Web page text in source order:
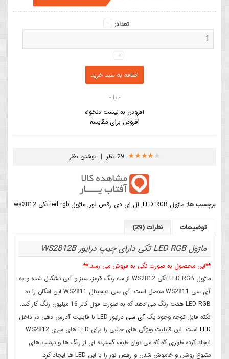
تعداد:
- یا -
افزودن به لیست دلخواه
افزودن برای مقایسه
29 نظر | نوشتن نظر
برچسب ها: ماژول LED RGB , ال ای دی رقص نور,ماژول led rgb تکی ws2812
توضیحات نظرات (29)
ماژول LED RGB تکی دارای چیپ درایور WS2812B
**این محصول به صورت تکی به فروش می رسد.**
ماژول LED RGB تکی WS2812 از سه رنگ قرمز، سبز و آبی تشکیل شده و به
آی سی WS2811 متصل است. آی سی دیجیتال WS2811 این امکان را به
LED RGB هفت رنگ می دهد که به صورت فول کالر 16 میلیون رنگ کار کند.
نکته قابل توجه وجود یکآی سی درایور LED با قابلیت آدرس دهی در داخل
LED
است. این قابلیت ویژگی های جالبی را برای LED های سری WS2812
ایجاد کرده طوری که که می توان طیف گسترده ای از رنگ ها و ترتیب های
متنوع روشن و خاموش شدن و رقص نور را با این LED ها ایجاد کرد.